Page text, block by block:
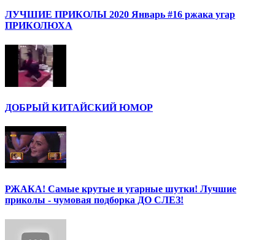
ЛУЧШИЕ ПРИКОЛЫ 2020 Январь #16 ржака угар
ПРИКОЛЮХА
ДОБРЫЙ КИТАЙСКИЙ ЮМОР
РЖАКА! Самые крутые и угарные шутки! Лучшие
приколы - чумовая подборка ДО СЛЕЗ!